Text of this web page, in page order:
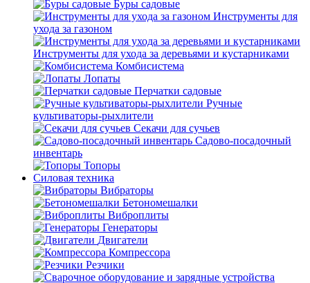
Буры садовые
Инструменты для
ухода за газоном
Инструменты для ухода за деревьями и кустарниками
Комбисистема
Лопаты
Перчатки садовые
Ручные
культиваторы-рыхлители
Секачи для сучьев
Садово-посадочный
инвентарь
Топоры
Силовая техника
Вибраторы
Бетономешалки
Виброплиты
Генераторы
Двигатели
Компрессора
Резчики